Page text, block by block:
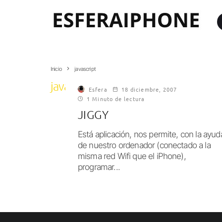
Inicio javascript
javascriptEsfera
18 diciembre, 2007
1 Minuto de lectura
JIGGY
Está aplicación, nos permite, con la
de nuestro ordenador (conectado a la
misma red Wifi que el iPhone),
programar...